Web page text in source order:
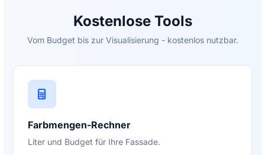
Kostenlose Tools
Vom Budget bis zur Visualisierung - kostenlos nutzbar.
Farbmengen-Rechner
Liter und Budget für Ihre Fassade.